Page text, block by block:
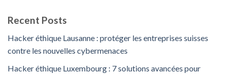
Recent Posts
Hacker éthique Lausanne : protéger les entreprises suisses
contre les nouvelles cybermenaces
Hacker éthique Luxembourg : 7 solutions avancées pour